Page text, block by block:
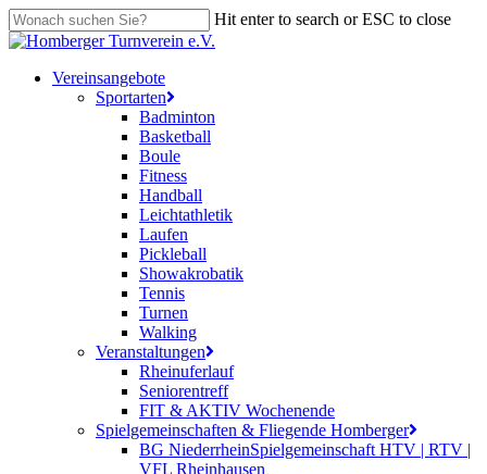
Skip
to
content
Hit enter to search or ESC to close
Close
search
Menu
Vereinsangebote
Sportarten
Badminton
Basketball
Boule
Fitness
Handball
Leichtathletik
Laufen
Pickleball
Showakrobatik
Tennis
Turnen
Walking
Veranstaltungen
Rheinuferlauf
Seniorentreff
FIT & AKTIV Wochenende
Spielgemeinschaften & Fliegende Homberger
BG NiederrheinSpielgemeinschaft HTV | RTV |
VFL Rheinhausen